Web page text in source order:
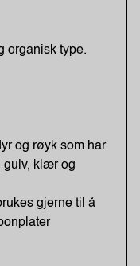
organisk type.
og røyk som har
gulv, klær og
gjerne til å